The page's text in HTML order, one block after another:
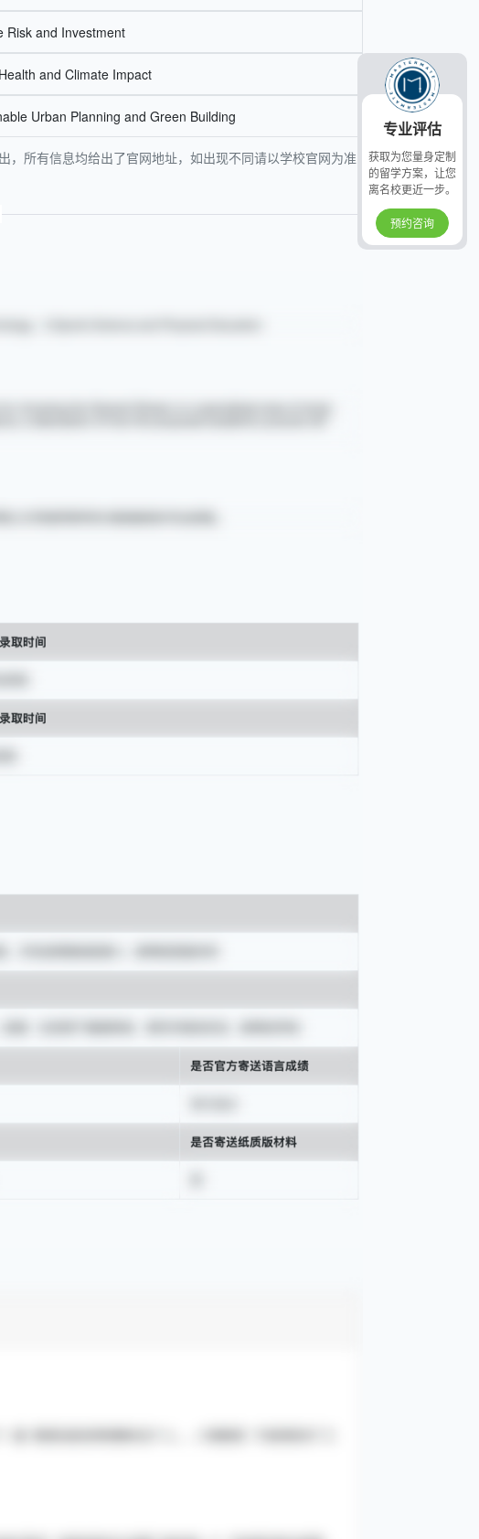
专业评估
获取为您量身定制
的留学方案，让您
离名校更近一步。
预约咨询
所有信息均给出了官网地址，如出现不同请以学校官网为准
Risk and Investment
and Climate Impact
Urban Planning and Green Building